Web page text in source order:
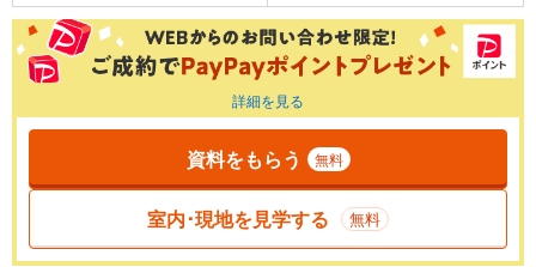
詳細を見る
資料をもらう 無料
室内･現地を見学する 無料